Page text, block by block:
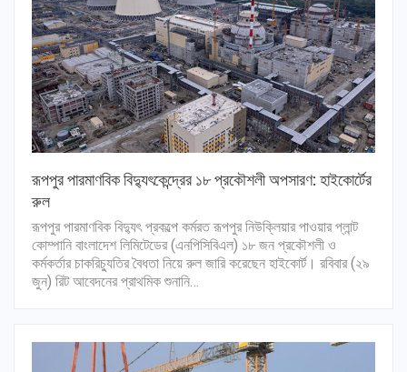
রূপপুর পারমাণবিক বিদ্যুৎকেন্দ্রের ১৮ প্রকৌশলী অপসারণ: হাইকোর্টের
রুল
রূপপুর পারমাণবিক বিদ্যুৎ প্রকল্পে কর্মরত রূপপুর নিউক্লিয়ার পাওয়ার প্লান্ট
কোম্পানি বাংলাদেশ লিমিটেডের (এনপিসিবিএল) ১৮ জন প্রকৌশলী ও
কর্মকর্তার চাকরিচ্যুতির বৈধতা নিয়ে রুল জারি করেছেন হাইকোর্ট। রবিবার (২৯
জুন) রিট আবেদনের প্রাথমিক শুনানি…